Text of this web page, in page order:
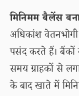
मिनिमम बैलेंस
अधिकांश
पसंद करते हैं।
समय ग्राहकों से
के बाद खाते में